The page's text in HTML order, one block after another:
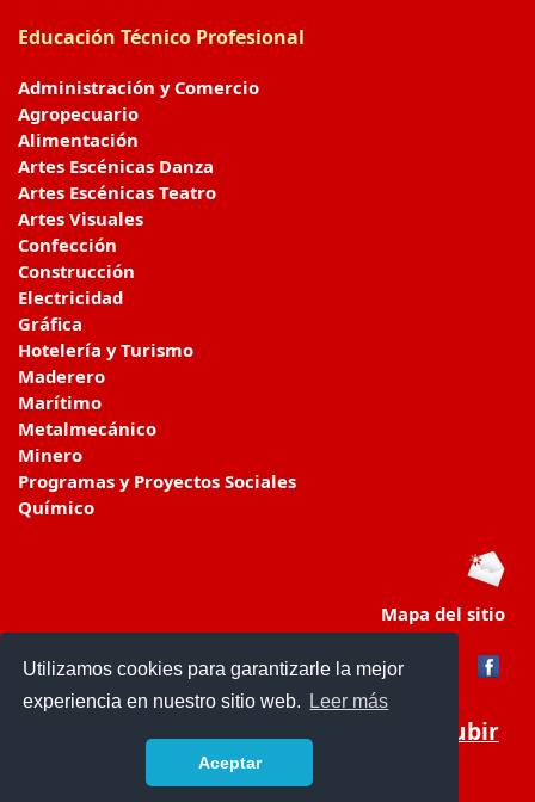
Utilizamos cookies para garantizarle la mejor
experiencia en nuestro sitio web.
Leer más
Aceptar
Educación Técnico Profesional
Administración y Comercio
Agropecuario
Alimentación
Artes Escénicas Danza
Artes Escénicas Teatro
Artes Visuales
Confección
Construcción
Electricidad
Gráfica
Hotelería y Turismo
Maderero
Marítimo
Metalmecánico
Minero
Programas y Proyectos Sociales
Químico
Mapa del sitio
Subir